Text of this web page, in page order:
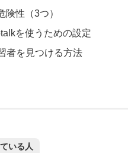
険性（3つ）
を使うための設定
者を見つける方法
いる人